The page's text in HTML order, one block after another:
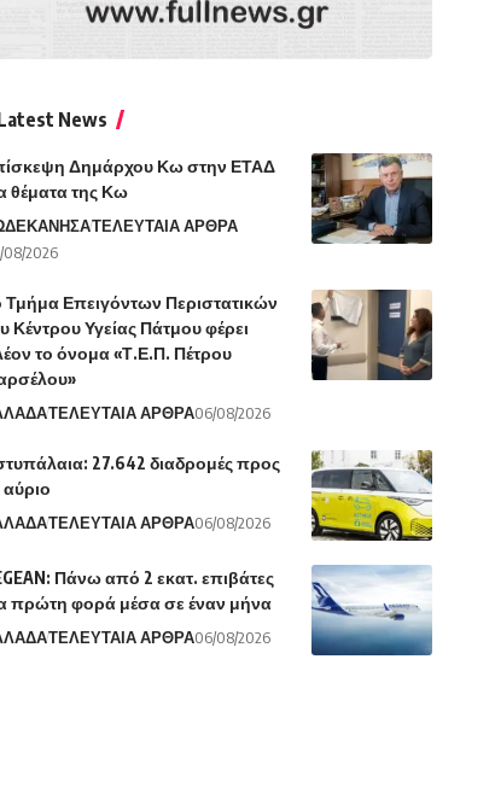
News
Δημάρχου Κω στην ΕΤΑΔ
θέματα της Κω
ΤΕΛΕΥΤΑΙΑ ΑΡΘΡΑ
08/2026
Τμήμα Επειγόντων Περιστατικών
Κέντρου Υγείας Πάτμου φέρει
το όνομα «Τ.Ε.Π. Πέτρου
ΤΕΛΕΥΤΑΙΑ ΑΡΘΡΑ06/08/2026
27.642 διαδρομές προς
αύριο
ΤΕΛΕΥΤΑΙΑ ΑΡΘΡΑ06/08/2026
Πάνω από 2 εκατ. επιβάτες
πρώτη φορά μέσα σε έναν μήνα
ΤΕΛΕΥΤΑΙΑ ΑΡΘΡΑ06/08/2026